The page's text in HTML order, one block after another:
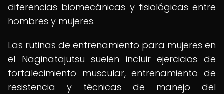
diferencias biomecánicas y fisiológicas entre
hombres y mujeres.
Las rutinas de entrenamiento para mujeres en
el Naginatajutsu suelen incluir ejercicios de
fortalecimiento muscular, entrenamiento de
resistencia y técnicas de manejo del